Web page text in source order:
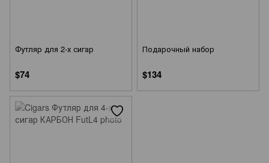
Футляр для 2-х сигар
$74
Подарочный набор
$134